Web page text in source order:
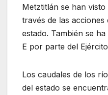
Metztitlán se han
través de las
estado. También se
E por parte del
Los caudales de los
del estado se